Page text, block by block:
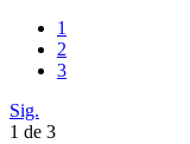
1
2
3
Sig.
1 de 3